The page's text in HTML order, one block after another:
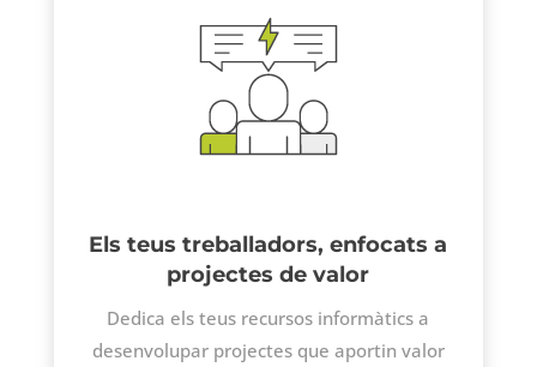
Els teus treballadors, enfocats a
projectes de valor
Dedica els teus recursos informàtics a
desenvolupar projectes que aportin valor